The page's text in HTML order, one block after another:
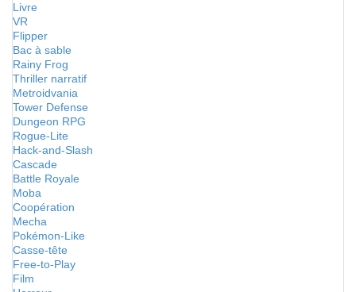
Livre
VR
Flipper
Bac à sable
Rainy Frog
Thriller narratif
Metroidvania
Tower Defense
Dungeon RPG
Rogue-Lite
Hack-and-Slash
Cascade
Battle Royale
Moba
Coopération
Mecha
Pokémon-Like
Casse-tête
Free-to-Play
Film